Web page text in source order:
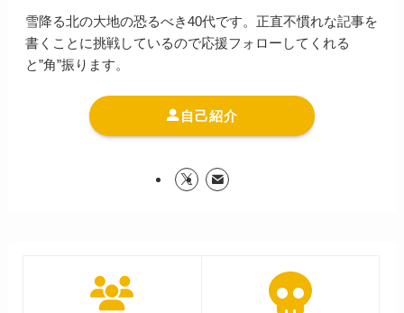
雪降る北の大地の恐るべき40代です。正直不慣れな記事を
書くことに挑戦しているので応援フォローしてくれる
と”角”振ります。
自己紹介